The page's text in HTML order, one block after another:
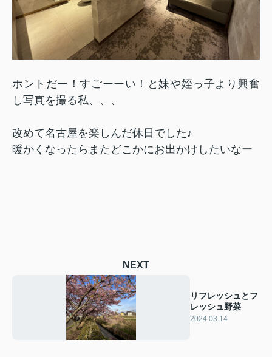
ホントだー！すごーーい！と妹や姪っ子より興奮
し写真を撮る私、、、
改めて名古屋を楽しんだ休日でした♪
暖かくなったらまたどこかにお出かけしたいなー
NEXT
リフレッシュとフ
レッシュ野菜
2024.03.14